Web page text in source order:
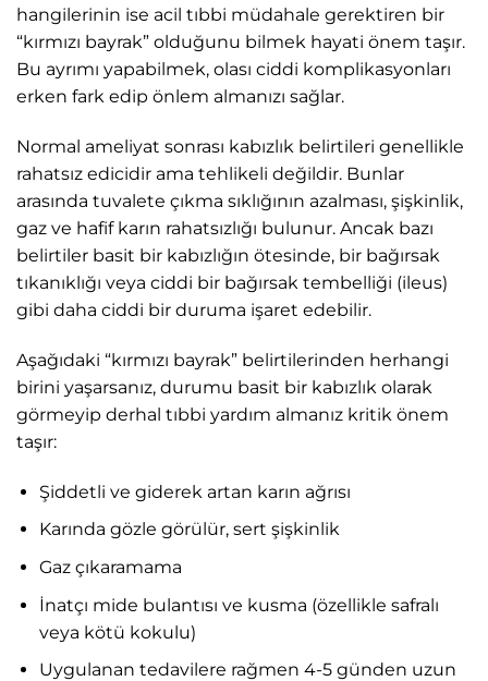
hangilerinin ise acil tıbbi müdahale gerektiren bir
“kırmızı bayrak” olduğunu bilmek hayati önem taşır.
Bu ayrımı yapabilmek, olası ciddi komplikasyonları
erken fark edip önlem almanızı sağlar.
Normal ameliyat sonrası kabızlık belirtileri genellikle
rahatsız edicidir ama tehlikeli değildir. Bunlar
arasında tuvalete çıkma sıklığının azalması, şişkinlik,
gaz ve hafif karın rahatsızlığı bulunur. Ancak bazı
belirtiler basit bir kabızlığın ötesinde, bir bağırsak
tıkanıklığı veya ciddi bir bağırsak tembelliği (ileus)
gibi daha ciddi bir duruma işaret edebilir.
Aşağıdaki “kırmızı bayrak” belirtilerinden herhangi
birini yaşarsanız, durumu basit bir kabızlık olarak
görmeyip derhal tıbbi yardım almanız kritik önem
taşır:
Şiddetli ve giderek artan karın ağrısı
Karında gözle görülür, sert şişkinlik
Gaz çıkaramama
İnatçı mide bulantısı ve kusma (özellikle safralı
veya kötü kokulu)
Uygulanan tedavilere rağmen 4-5 günden uzun